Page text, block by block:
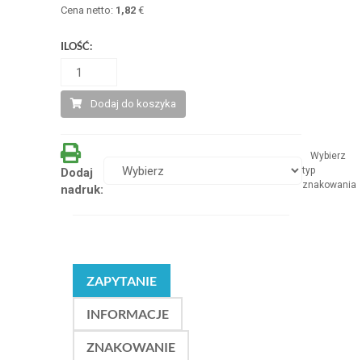
Cena netto: 1,82€
ILOŚĆ:
Dodaj do koszyka
Dodaj
nadruk:
Wybierz
typ
znakowania
ZAPYTANIE
INFORMACJE
ZNAKOWANIE